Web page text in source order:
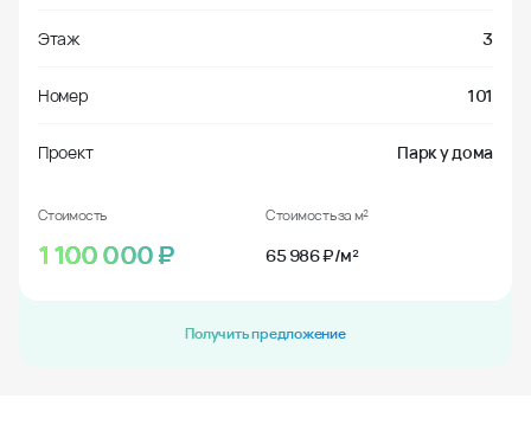
Этаж 3
Номер 101
Проект Парк у дома
Стоимость
1 100 000₽
Стоимость за м²
65 986 ₽/м²
Получить предложение